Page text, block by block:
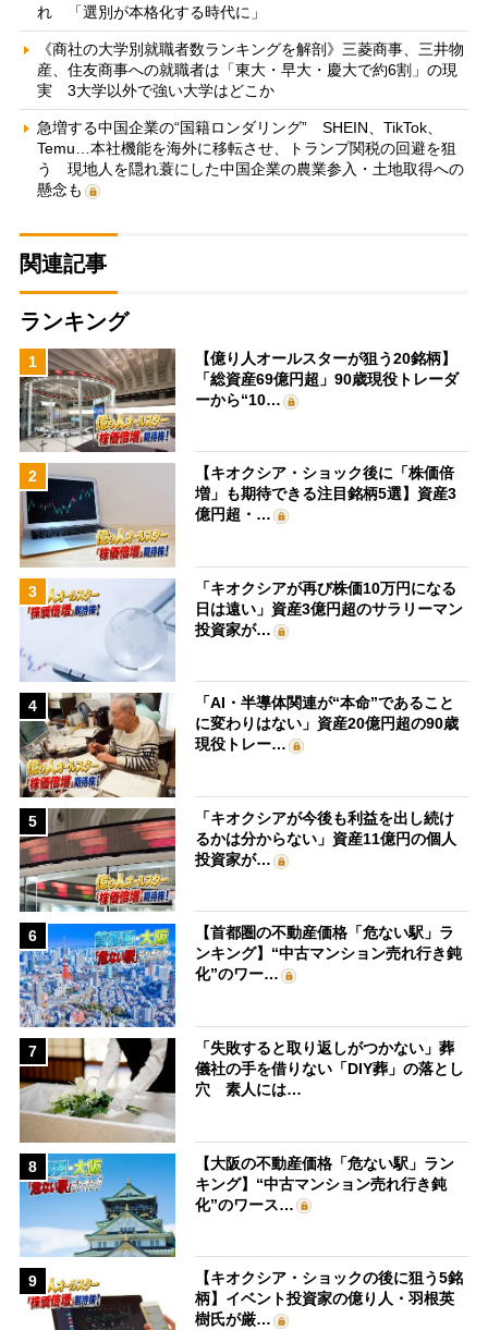
れ 「選別が本格化する時代に」
《商社の大学別就職者数ランキングを解剖》三菱商事、三井物
産、住友商事への就職者は「東大・早大・慶大で約6割」の現
実 3大学以外で強い大学はどこか
急増する中国企業の“国籍ロンダリング” SHEIN、TikTok、
Temu…本社機能を海外に移転させ、トランプ関税の回避を狙
う 現地人を隠れ蓑にした中国企業の農業参入・土地取得への
懸念も
関連記事
ランキング
1
【億り人オールスターが狙う20銘柄】
「総資産69億円超」90歳現役トレーダ
ーから“10…
2
【キオクシア・ショック後に「株価倍
増」も期待できる注目銘柄5選】資産3
億円超・…
3
「キオクシアが再び株価10万円になる
日は遠い」資産3億円超のサラリーマン
投資家が…
4
「AI・半導体関連が“本命”であること
に変わりはない」資産20億円超の90歳
現役トレー…
5
「キオクシアが今後も利益を出し続け
るかは分からない」資産11億円の個人
投資家が…
6
【首都圏の不動産価格「危ない駅」ラ
ンキング】“中古マンション売れ行き鈍
化”のワー…
7
「失敗すると取り返しがつかない」葬
儀社の手を借りない「DIY葬」の落とし
穴 素人には…
8
【大阪の不動産価格「危ない駅」ラン
キング】“中古マンション売れ行き鈍
化”のワース…
9
【キオクシア・ショックの後に狙う5銘
柄】イベント投資家の億り人・羽根英
樹氏が厳…